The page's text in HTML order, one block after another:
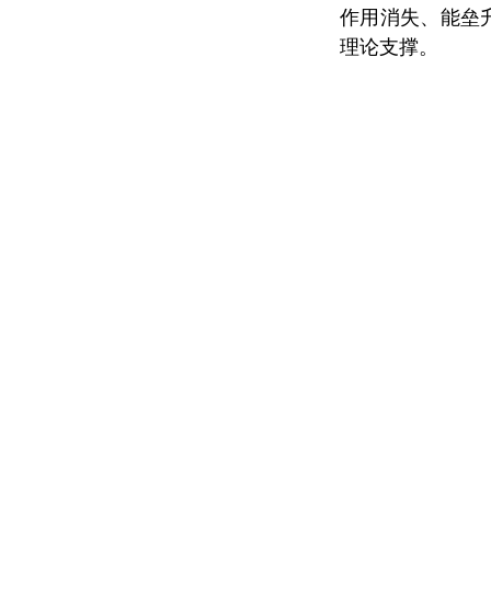
作用消失、能垒
理论支撑。